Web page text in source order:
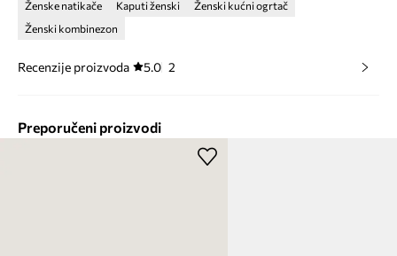
Ženske natikače
Kaputi ženski
Ženski kućni ogrtač
Ženski kombinezon
Recenzije proizvoda 5.0 2
Preporučeni proizvodi